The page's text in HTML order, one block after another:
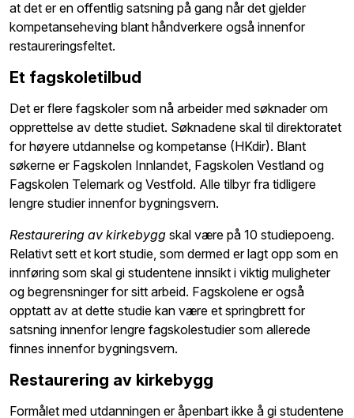
at det er en offentlig satsning på gang når det gjelder
kompetanseheving blant håndverkere også innenfor
restaureringsfeltet.
Et fagskoletilbud
Det er flere fagskoler som nå arbeider med søknader om
opprettelse av dette studiet. Søknadene skal til direktoratet
for høyere utdannelse og kompetanse (HKdir). Blant
søkerne er Fagskolen Innlandet, Fagskolen Vestland og
Fagskolen Telemark og Vestfold. Alle tilbyr fra tidligere
lengre studier innenfor bygningsvern.
Restaurering av kirkebygg skal være på 10 studiepoeng.
Relativt sett et kort studie, som dermed er lagt opp som en
innføring som skal gi studentene innsikt i viktig muligheter
og begrensninger for sitt arbeid. Fagskolene er også
opptatt av at dette studie kan være et springbrett for
satsning innenfor lengre fagskolestudier som allerede
finnes innenfor bygningsvern.
Restaurering av kirkebygg
Formålet med utdanningen er åpenbart ikke å gi studentene